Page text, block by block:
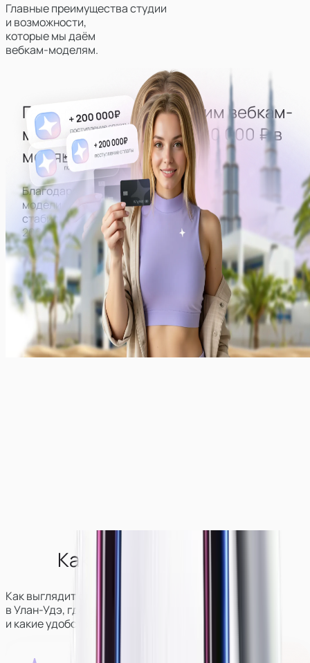
Главные преимущества студии
и возможности,
которые мы даём
вебкам-моделям.
Гарантированно выводим вебкам-
моделейна доходот 200 000 ₽ в
месяц
Благодаря правильно выстроенной работе все
модели нашей студии могут рассчитывать на
стабильный доход от
200 000 ₽ в месяц на руки.
Примеры заработков
Как выглядит студия?
Как выглядит студия вебкам-моделей
вУлан-Удэ, где она находится
и какие удобства для девушек там есть.